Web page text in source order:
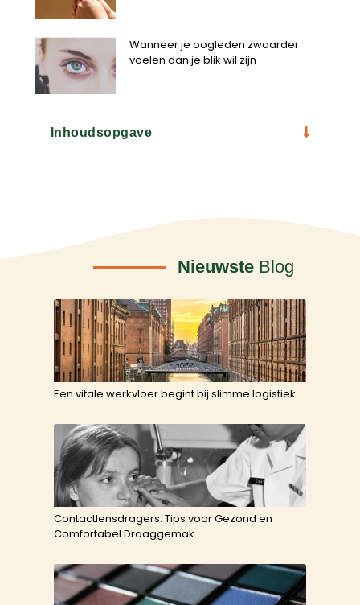
Wanneer je oogleden zwaarder
voelen dan je blik wil zijn
Inhoudsopgave
Nieuwste Blog
Een vitale werkvloer begint bij slimme logistiek
Contactlensdragers: Tips voor Gezond en
Comfortabel Draaggemak